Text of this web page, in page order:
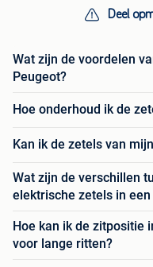
Deel
Wat zijn de voordelen
Peugeot?
Hoe onderhoud ik de
Kan ik de zetels van
Wat zijn de verschillen
elektrische zetels in
Hoe kan ik de zitpositie
voor lange ritten?